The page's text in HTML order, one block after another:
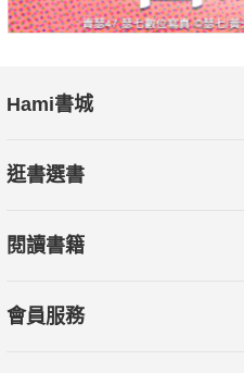
本書特色
索與學習。
戰」附錄，帶領孩子更深入認識
◎ 本書關鍵字：海洋生物、珊瑚
◎ 有注音，7歲以上適讀
Hami書城
逛書選書
閱讀書籍
會員服務